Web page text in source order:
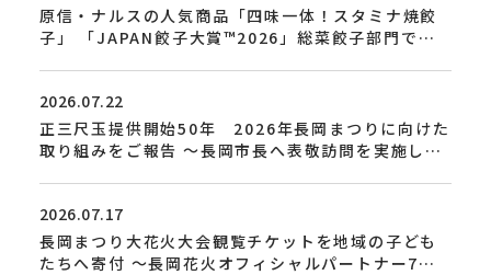
原信・ナルスの人気商品「四味一体！スタミナ焼餃
子」 「JAPAN餃子大賞™2026」総菜餃子部門で金
2026.07.22
正三尺玉提供開始50年 2026年長岡まつりに向けた
取り組みをご報告 ～長岡市長へ表敬訪問を実施しま
2026.07.17
長岡まつり大花火大会観覧チケットを地域の子ども
たちへ寄付 ～長岡花火オフィシャルパートナー7社